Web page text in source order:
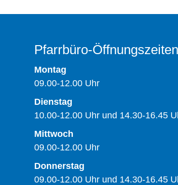
Pfarrbüro-Öffnungszeiten
Montag
09.00-12.00 Uhr
Dienstag
10.00-12.00 Uhr und 14.30-16.45
Mittwoch
09.00-12.00 Uhr
Donnerstag
09.00-12.00 Uhr und 14.30-16.45